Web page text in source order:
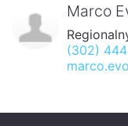
Marco
(302)